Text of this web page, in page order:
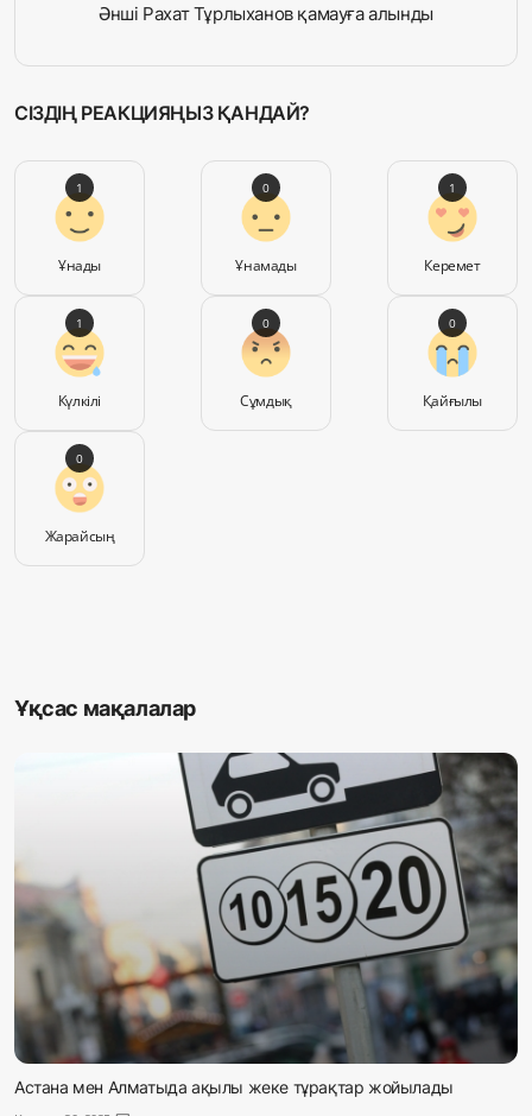
Әнші Рахат Тұрлыханов қамауға алынды
СІЗДІҢ РЕАКЦИЯҢЫЗ ҚАНДАЙ?
Ұнады
1
Ұнамады
0
Керемет
1
Күлкілі
1
Сұмдық
0
Қайғылы
0
Жарайсың
0
Ұқсас мақалалар
Астана мен Алматыда ақылы жеке тұрақтар жойылады